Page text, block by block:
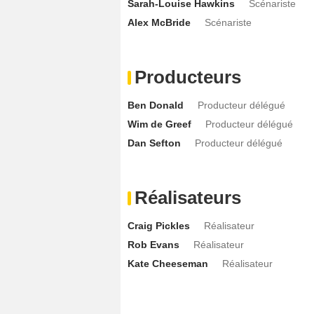
Sarah-Louise Hawkins
Scénariste
Alex McBride
Scénariste
Producteurs
Ben Donald
Producteur délégué
Wim de Greef
Producteur délégué
Dan Sefton
Producteur délégué
Réalisateurs
Craig Pickles
Réalisateur
Rob Evans
Réalisateur
Kate Cheeseman
Réalisateur